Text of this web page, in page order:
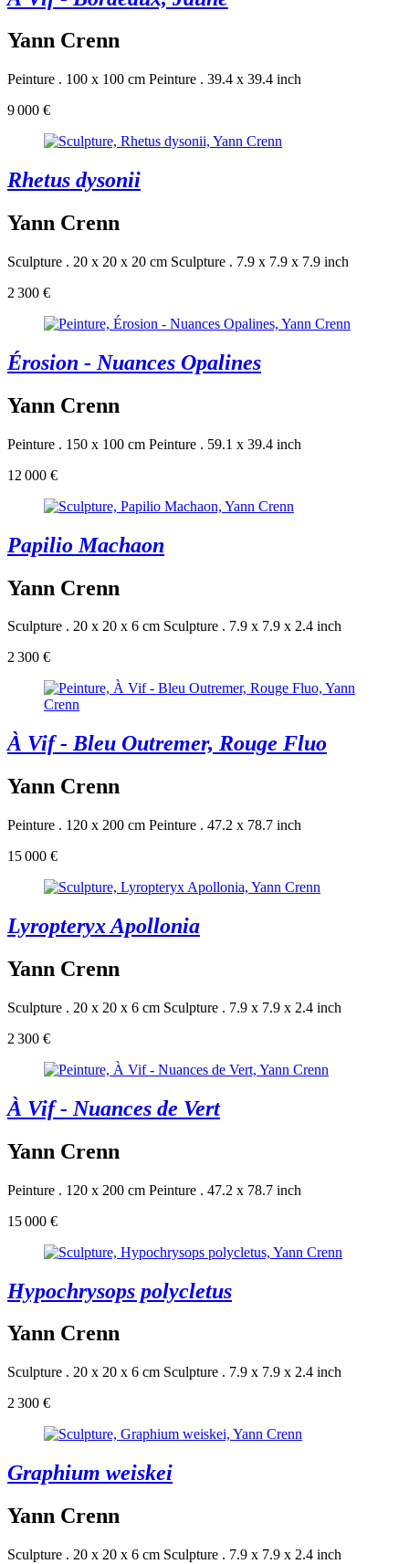
Yann Crenn
Peinture . 100 x 100 cm Peinture . 39.4 x 39.4 inch
9 000 €
Rhetus dysonii
Yann Crenn
Sculpture . 20 x 20 x 20 cm Sculpture . 7.9 x 7.9 x 7.9 inch
2 300 €
Érosion - Nuances Opalines
Yann Crenn
Peinture . 150 x 100 cm Peinture . 59.1 x 39.4 inch
12 000 €
Papilio Machaon
Yann Crenn
Sculpture . 20 x 20 x 6 cm Sculpture . 7.9 x 7.9 x 2.4 inch
2 300 €
À Vif - Bleu Outremer, Rouge Fluo
Yann Crenn
Peinture . 120 x 200 cm Peinture . 47.2 x 78.7 inch
15 000 €
Lyropteryx Apollonia
Yann Crenn
Sculpture . 20 x 20 x 6 cm Sculpture . 7.9 x 7.9 x 2.4 inch
2 300 €
À Vif - Nuances de Vert
Yann Crenn
Peinture . 120 x 200 cm Peinture . 47.2 x 78.7 inch
15 000 €
Hypochrysops polycletus
Yann Crenn
Sculpture . 20 x 20 x 6 cm Sculpture . 7.9 x 7.9 x 2.4 inch
2 300 €
Graphium weiskei
Yann Crenn
Sculpture . 20 x 20 x 6 cm Sculpture . 7.9 x 7.9 x 2.4 inch